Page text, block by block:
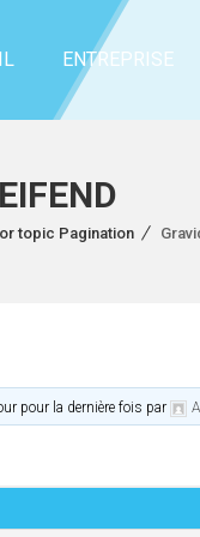
ENTREPRISE
topic Pagination
pour la dernière fois par